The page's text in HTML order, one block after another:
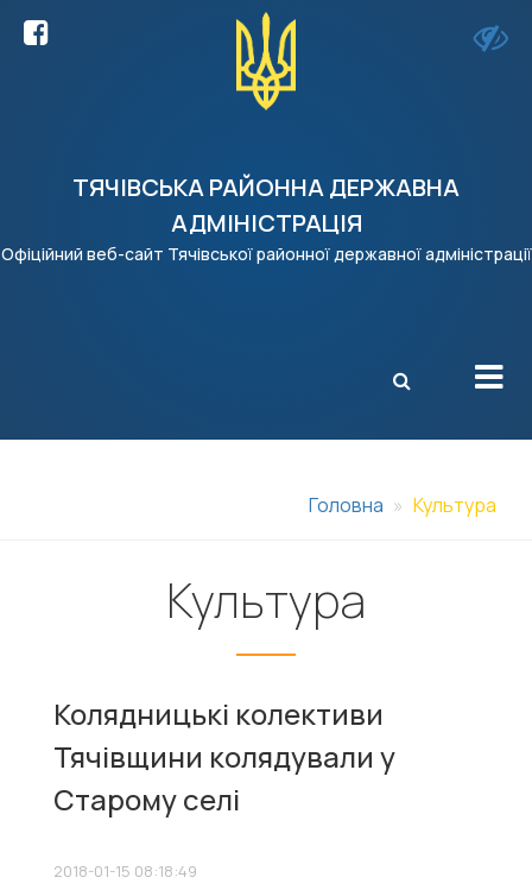
ТЯЧІВСЬКА РАЙОННА ДЕРЖАВНА
АДМІНІСТРАЦІЯ
Офіційний веб-сайт Тячівської районної державної адміністрації
X
Головна Культура
Культура
Колядницькі колективи
Тячівщини колядували у
Старому селі
2018-01-15 08:18:49